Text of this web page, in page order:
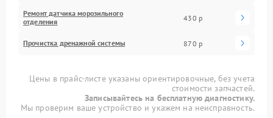
Ремонт датчика морозильного
отделения
430 р
Прочистка дренажной системы 870 р
Цены в прайс-листе указаны ориентировочные, без учета
стоимости запчастей.
Записывайтесь на бесплатную диагностику.
Мы проверим ваше устройство и укажем на неисправность.